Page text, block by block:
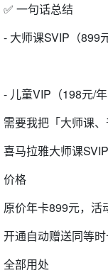
✅ 一句话总结
- 大师课SVIP（899
- 儿童VIP（198元/
需要我把「大师课
喜马拉雅大师课
价格
原价年卡899元，活
开通自动赠送同等
全部用处